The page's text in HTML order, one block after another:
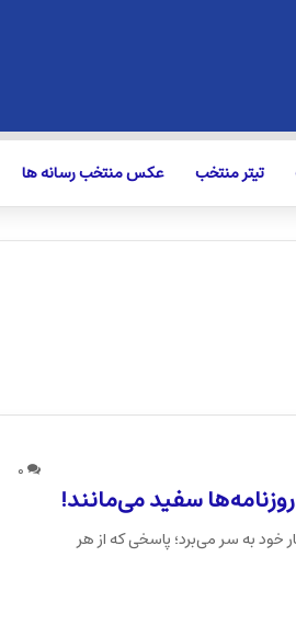
تیتر منتخب عکس منتخب رسانه ها
۰
سفید می‌مانند!
خود به سر می‌برد؛ پاسخی که از هر